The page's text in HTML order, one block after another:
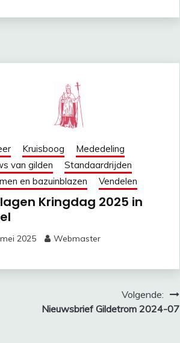
Kruisboog
Mededeling
van gilden
Standaardrijden
en bazuinblazen
Vendelen
Kringdag 2025 in
2025 Webmaster
Volgende:
Nieuwsbrief Gildetrom 2024-07